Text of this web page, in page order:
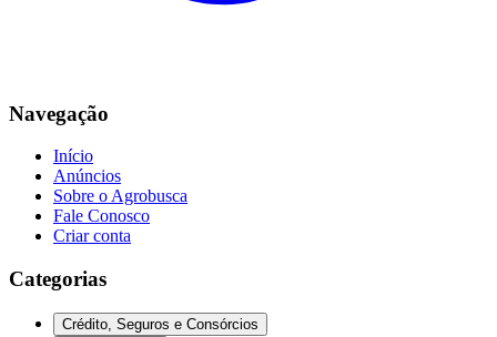
Navegação
Início
Anúncios
Sobre o Agrobusca
Fale Conosco
Criar conta
Categorias
Crédito, Seguros e Consórcios